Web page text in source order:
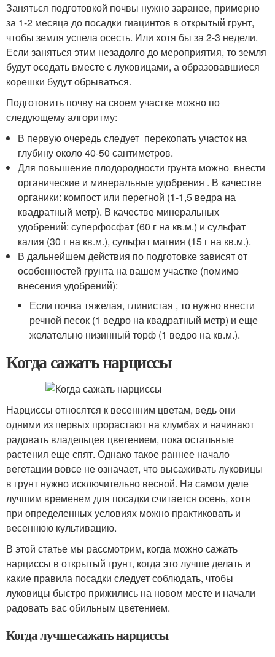
Заняться подготовкой почвы нужно заранее, примерно
за 1-2 месяца до посадки гиацинтов в открытый грунт,
чтобы земля успела осесть. Или хотя бы за 2-3 недели.
Если заняться этим незадолго до мероприятия, то земля
будут оседать вместе с луковицами, а образовавшиеся
корешки будут обрываться.
Подготовить почву на своем участке можно по
следующему алгоритму:
В первую очередь следует перекопать участок на
глубину около 40-50 сантиметров.
Для повышение плодородности грунта можно внести
органические и минеральные удобрения . В качестве
органики: компост или перегной (1-1,5 ведра на
квадратный метр). В качестве минеральных
удобрений: суперфосфат (60 г на кв.м.) и сульфат
калия (30 г на кв.м.), сульфат магния (15 г на кв.м.).
В дальнейшем действия по подготовке зависят от
особенностей грунта на вашем участке (помимо
внесения удобрений):
Если почва тяжелая, глинистая , то нужно внести
речной песок (1 ведро на квадратный метр) и еще
желательно низинный торф (1 ведро на кв.м.).
Когда сажать нарциссы
Нарциссы относятся к весенним цветам, ведь они
одними из первых прорастают на клумбах и начинают
радовать владельцев цветением, пока остальные
растения еще спят. Однако такое раннее начало
вегетации вовсе не означает, что высаживать луковицы
в грунт нужно исключительно весной. На самом деле
лучшим временем для посадки считается осень, хотя
при определенных условиях можно практиковать и
весеннюю культивацию.
В этой статье мы рассмотрим, когда можно сажать
нарциссы в открытый грунт, когда это лучше делать и
какие правила посадки следует соблюдать, чтобы
луковицы быстро прижились на новом месте и начали
радовать вас обильным цветением.
Когда лучше сажать нарциссы